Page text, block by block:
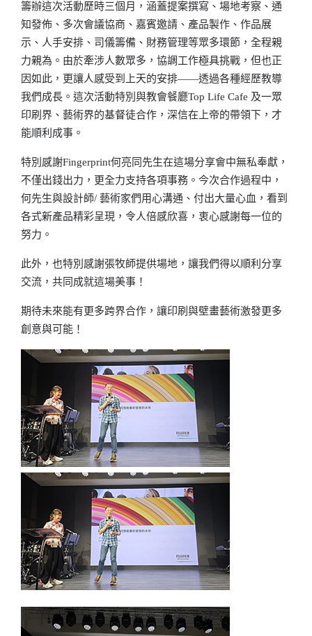
籌辦這次活動歷時三個月，涵蓋提案撰寫、場地考察、通
知發佈、多次會議協商、嘉賓邀請、產品製作、作品展
示、人手安排、司儀籌備、財務管理等眾多環節，全程親
力親為。由於牽涉人數眾多，協調工作極具挑戰，但也正
因如此，更讓人感受到上天的安排——透過各種經歷教導
我們成長。這次活動特別與教會餐廳Top Life Cafe 及一眾
印刷界、藝術界的基督徒合作，深信在上帝的帶領下，才
能順利成事。
特別感謝Fingerprint何亮同先生在這場分享會中無私奉獻，
不僅出錢出力，更全力支持各項事務。今次合作過程中，
何先生與設計師/ 藝術家們用心溝通、付出大量心血，看到
各式新產品精彩呈現，令人倍感欣喜，衷心感謝每一位的
努力。
此外，也特別感謝張牧師提供場地，讓我們得以順利分享
交流，共同成就這場美事！
期待未來能有更多跨界合作，讓印刷與壁畫藝術激發更多
創意與可能！